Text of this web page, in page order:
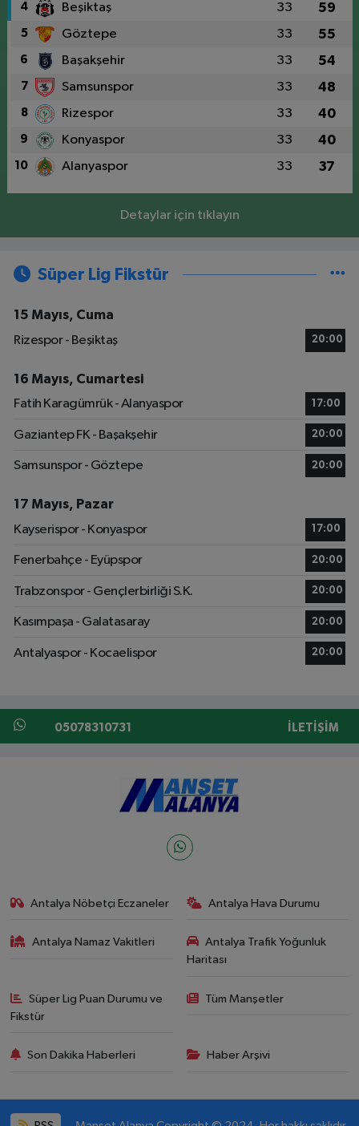
4 Beşiktaş 33 59
5 Göztepe 33 55
6 Başakşehir 33 54
7 Samsunspor 33 48
8 Rizespor 33 40
9 Konyaspor 33 40
10 Alanyaspor 33 37
Detaylar için tıklayın
Süper Lig Fikstür
15 Mayıs, Cuma
Rizespor - Beşiktaş
20:00
16 Mayıs, Cumartesi
Fatih Karagümrük - Alanyaspor
17:00
Gaziantep FK - Başakşehir 20:00
Samsunspor - Göztepe 20:00
17 Mayıs, Pazar
Kayserispor - Konyaspor
17:00
Fenerbahçe - Eyüpspor 20:00
Trabzonspor - Gençlerbirliği S.K. 20:00
Kasımpaşa - Galatasaray 20:00
Antalyaspor - Kocaelispor 20:00
05078310731 İLETIŞIM
Antalya Nöbetçi Eczaneler Antalya Hava Durumu
Antalya Namaz Vakitleri
Antalya Trafik Yoğunluk
Haritası
Süper Lig Puan Durumu ve
Fikstür
Tüm Manşetler
Son Dakika Haberleri Haber Arşivi